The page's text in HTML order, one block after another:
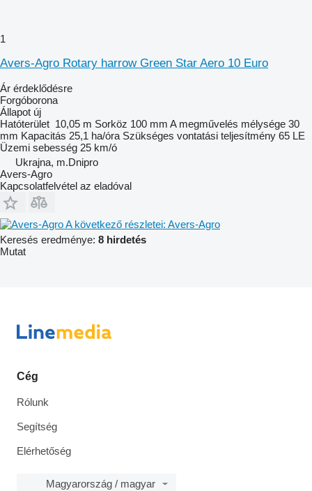
1
Avers-Agro Rotary harrow Green Star Aero 10 Euro
Ár érdeklődésre
Forgóborona
Állapot új
Hatóterület 10,05 m Sorköz 100 mm A megművelés mélysége 30
mm Kapacitás 25,1 ha/óra Szükséges vontatási teljesítmény 65 LE
Üzemi sebesség 25 km/ó
Ukrajna, m.Dnipro
Avers-Agro
Kapcsolatfelvétel az eladóval
A következő részletei: Avers-Agro
Keresés eredménye: 8 hirdetés
Mutat
Cég
Rólunk
Segítség
Elérhetőség
Magyarország / magyar